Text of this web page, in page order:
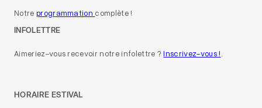
Notre programmation complète !
INFOLETTRE
Aimeriez-vous recevoir notre infolettre ?Inscrivez-vous !.
HORAIRE ESTIVAL